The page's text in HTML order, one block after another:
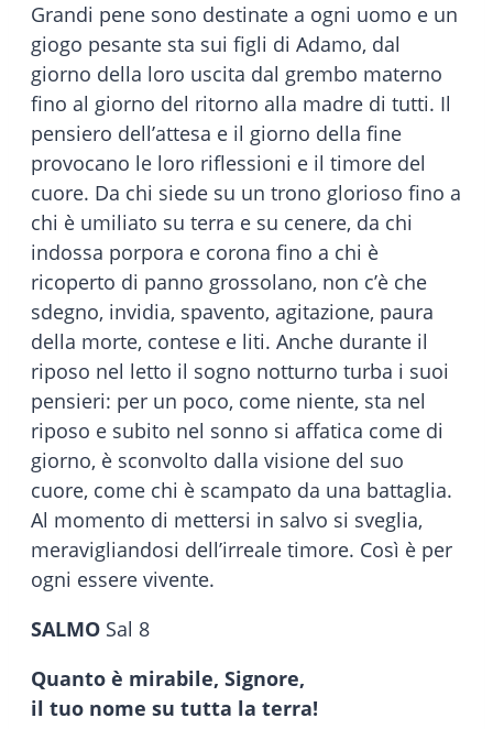
Grandi pene sono destinate a ogni uomo e un
giogo pesante sta sui figli di Adamo, dal
giorno della loro uscita dal grembo materno
fino al giorno del ritorno alla madre di tutti. Il
pensiero dell’attesa e il giorno della fine
provocano le loro riflessioni e il timore del
cuore. Da chi siede su un trono glorioso fino a
chi è umiliato su terra e su cenere, da chi
indossa porpora e corona fino a chi è
ricoperto di panno grossolano, non c’è che
sdegno, invidia, spavento, agitazione, paura
della morte, contese e liti. Anche durante il
riposo nel letto il sogno notturno turba i suoi
pensieri: per un poco, come niente, sta nel
riposo e subito nel sonno si affatica come di
giorno, è sconvolto dalla visione del suo
cuore, come chi è scampato da una battaglia.
Al momento di mettersi in salvo si sveglia,
meravigliandosi dell’irreale timore. Così è per
ogni essere vivente.
SALMO Sal 8
Quanto è mirabile, Signore,
il tuo nome su tutta la terra!